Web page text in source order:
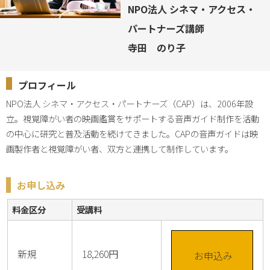
NPO法人 シネマ・アクセス・
パートナーズ講師
寺田 のり子
プロフィール
NPO法人 シネマ・アクセス・パートナーズ（CAP）は、2006年設
立。視覚障がい者の映画鑑賞をサポートする音声ガイド制作を活動
の中心に研究と普及活動を続けてきました。CAPの音声ガイドは映
画製作者と視覚障がい者、双方と連携して制作しています。
お申し込み
料金区分 受講料
新規 18,260円 お申込み